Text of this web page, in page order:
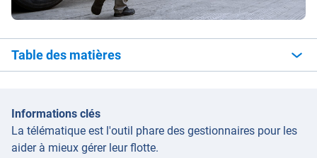
Table des matières
Informations clés
La télématique est l'outil phare des gestionnaires pour les
aider à mieux gérer leur flotte.